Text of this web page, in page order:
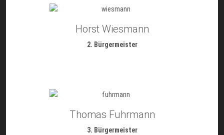
Horst Wiesmann
2. Bürgermeister
Thomas Fuhrmann
3. Bürgermeister